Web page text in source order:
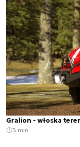
Gralion - włoska
3 min.